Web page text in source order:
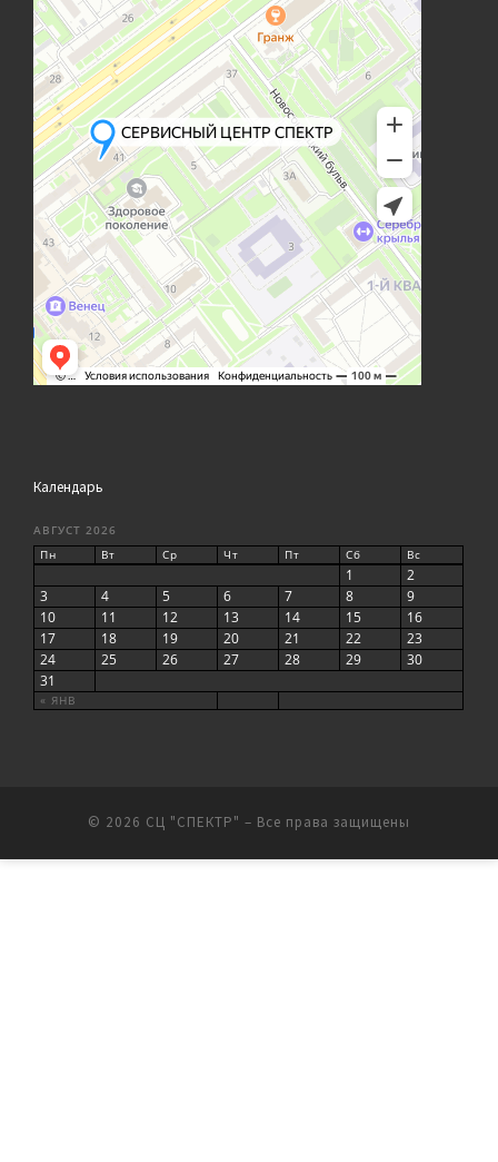
Календарь
АВГУСТ 2026
Пн
Вт Ср Чт Пт Сб Вс
« ЯНВ
1
2
3
4 5 6 7 8
9
10
11 12 13 14 15
16
17
18 19 20 21 22
23
24
25 26 27 28 29
30
31
© 2026 СЦ "СПЕКТР" – Все права защищены